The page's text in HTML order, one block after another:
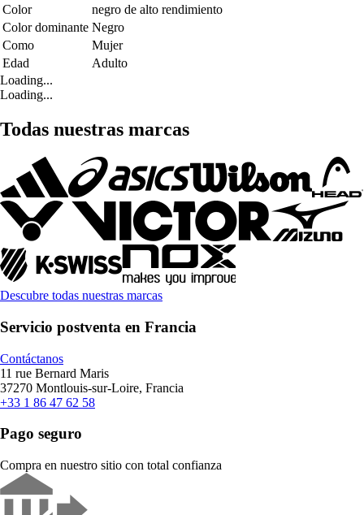
Color
negro de alto rendimiento
Color dominante Negro
Como
Mujer
Edad
Adulto
Loading...
Loading...
Todas nuestras marcas
Descubre todas nuestras marcas
Servicio postventa en Francia
Contáctanos
11 rue Bernard Maris
37270 Montlouis-sur-Loire, Francia
+33 1 86 47 62 58
Pago seguro
Compra en nuestro sitio con total confianza